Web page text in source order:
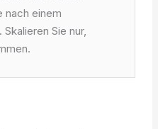
nach einem
Sie nur,